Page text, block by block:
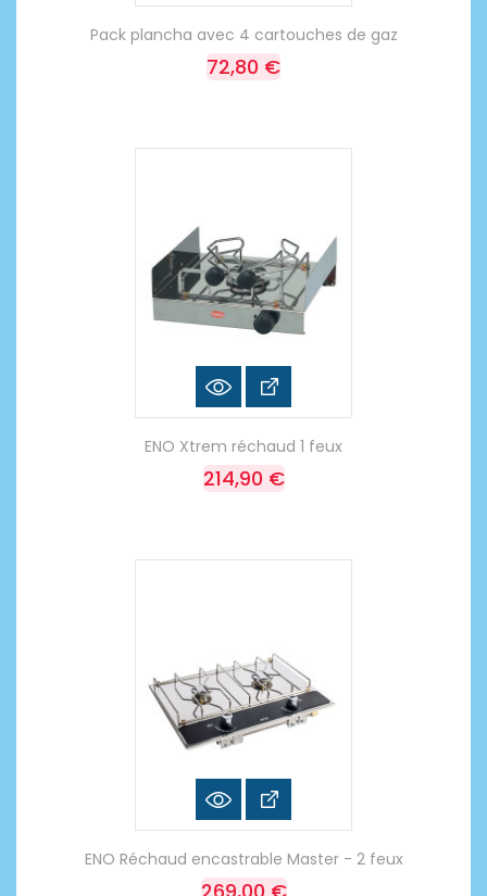
Pack plancha avec 4 cartouches de gaz
72,80 €
ENO Xtrem réchaud 1 feux
214,90 €
ENO Réchaud encastrable Master - 2 feux